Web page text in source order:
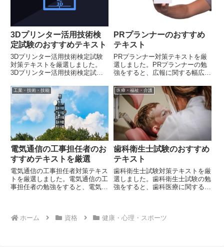
3Dプリンター活用技術検
定試験のおすすめテキスト
3Dプリンター活用技術検定試験
対策テキストを厳選しました。
3Dプリンター活用技術検定試験
に関する幅広い知識が身に着きま
す。
PRプランナーのおすすめ
テキスト
PRプランナー対策テキストを厳
選しました。PRプランナーの勉
強をすると、広報に関する幅広い
工業・技術・技能
電気通信の工事担任者のお
すすめテキストを厳選
電気通信の工事担任者対策テキス
トを厳選しました。電気通信の工
事担任者の勉強をすると、電気通
医療・福祉・介護
歯科衛生士試験のおすすめ
テキスト
歯科衛生士試験対策テキストを厳
選しました。歯科衛生士試験の勉
強をすると、歯科医療に関する幅
ホーム 資格 健康・心理・スポーツ